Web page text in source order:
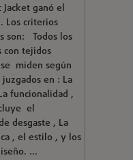
ganó el
Los criterios
son: Todos los
con tejidos
miden según
en : La
funcionalidad ,
el
desgaste , La
, el estilo , y los
...